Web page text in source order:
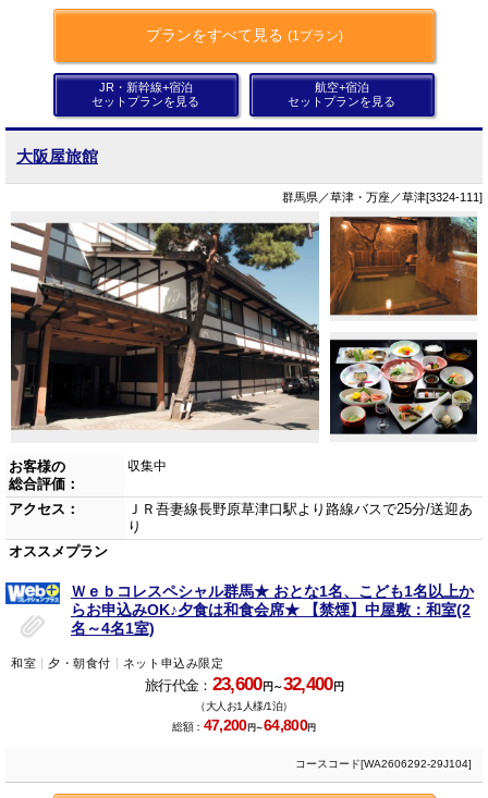
プランをすべて見る (1プラン)
JR・新幹線+宿泊
セットプランを見る
航空+宿泊
セットプランを見る
大阪屋旅館
群馬県／草津・万座／草津[3324-111]
お客様の
総合評価：
収集中
アクセス：
ＪＲ吾妻線長野原草津口駅より路線バスで25分/送迎あ
り
オススメプラン
Ｗｅｂコレスペシャル群馬★ おとな1名、こども1名以上か
らお申込みOK♪夕食は和食会席★ 【禁煙】中屋敷：和室(2
名～4名1室)
和室 夕・朝食付 ネット申込み限定
旅行代金： 23,600円～32,400円
（大人お1人様/1泊）
総額： 47,200円～64,800円
コースコード[WA2606292-29J104]